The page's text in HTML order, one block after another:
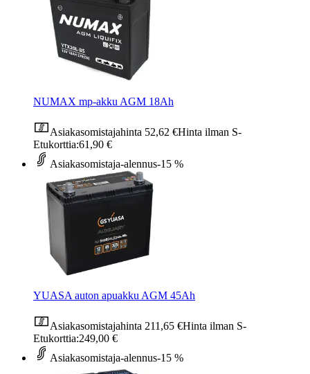
NUMAX mp-akku AGM 18Ah
Asiakasomistajahinta 52,62 €Hinta ilman S-
Etukorttia:61,90 €
Asiakasomistaja-alennus-15 %
YUASA auton apuakku AGM 45Ah
Asiakasomistajahinta 211,65 €Hinta ilman S-
Etukorttia:249,00 €
Asiakasomistaja-alennus-15 %